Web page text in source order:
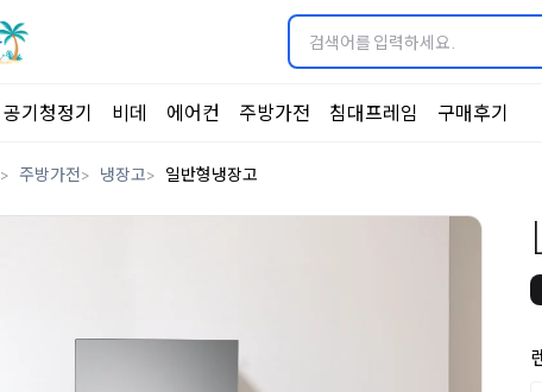
공기청정기 비데 에어컨 주방가전 침대프레임 구매후기
주방가전 냉장고 일반형냉장고